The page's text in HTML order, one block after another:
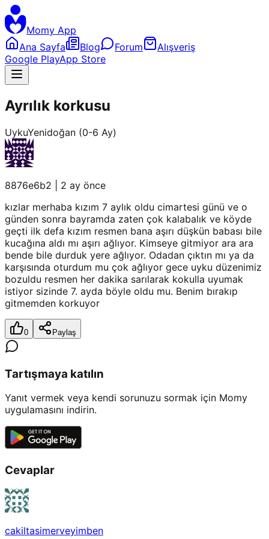
Momy App
Ana Sayfa
Blog Forum
Alışveriş
Google PlayApp Store
Ayrılık korkusu
UykuYenidoğan (0-6 Ay)
8876e6b2
2 ay önce
kızlar merhaba kızım 7 aylık oldu cimartesi günü ve o
günden sonra bayramda zaten çok kalabalık ve köyde
geçti ilk defa kızım resmen bana aşırı düşkün babası bile
kucağına aldı mı aşırı ağlıyor. Kimseye gitmiyor ara ara
bende bile durduk yere ağlıyor. Odadan çıktın mı ya da
karşısında oturdum mu çok ağlıyor gece uyku düzenimiz
bozuldu resmen her dakika sarılarak kokulla uyumak
istiyor sizinde 7. ayda böyle oldu mu. Benim bırakıp
gitmemden korkuyor
0 Paylaş
Tartışmaya katılın
Yanıt vermek veya kendi sorunuzu sormak için Momy
uygulamasını indirin.
Cevaplar
cakiltasimerveyimben